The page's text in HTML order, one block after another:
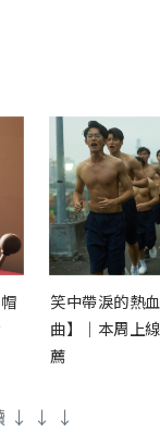
笑中帶淚的熱
曲】｜本周上
薦
↓ ↓ ↓